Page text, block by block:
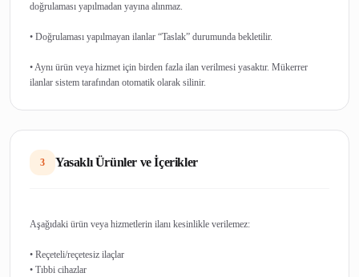
doğrulaması yapılmadan yayına alınmaz.
• Doğrulaması yapılmayan ilanlar “Taslak” durumunda bekletilir.
• Aynı ürün veya hizmet için birden fazla ilan verilmesi yasaktır. Mükerrer
3 Yasaklı Ürünler ve İçerikler
Aşağıdaki ürün veya hizmetlerin ilanı kesinlikle verilemez:
• Reçeteli/reçetesiz ilaçlar
• Tıbbi cihazlar